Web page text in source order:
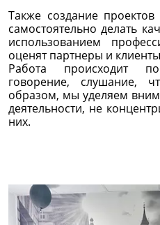
Также создание
самостоятельно делать
использованием
оценят партнеры и
Работа происходит
говорение, слушание,
образом, мы уделяем
деятельности, не
них.